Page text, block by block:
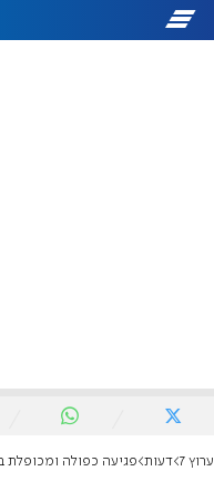
ערוץ 7 דעות פגיעה כפולה ומכופלת